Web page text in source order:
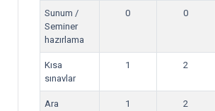
Sunum /
Seminer
hazırlama
0 0
Kısa
sınavlar
1 2
Ara
1 2